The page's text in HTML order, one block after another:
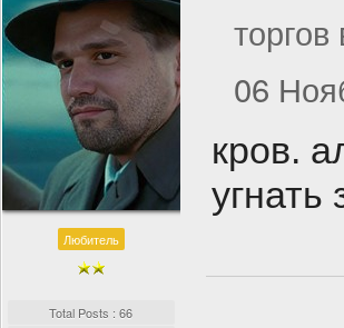
Любитель
Total Posts : 66
06
кров.
угнать